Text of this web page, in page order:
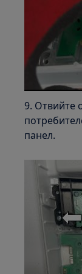
9. Отвийте
панел.